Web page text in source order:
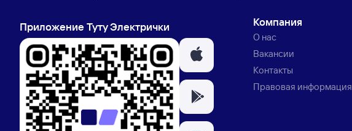
Приложение Туту Электрички Компания
О нас
Вакансии
Контакты
Правовая информация